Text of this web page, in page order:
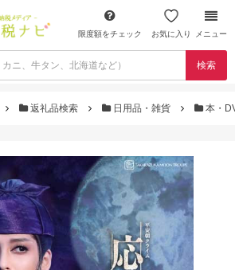
限度額をチェック お気に入り メニュー
検索
返礼品検索 日用品・雑貨 本・